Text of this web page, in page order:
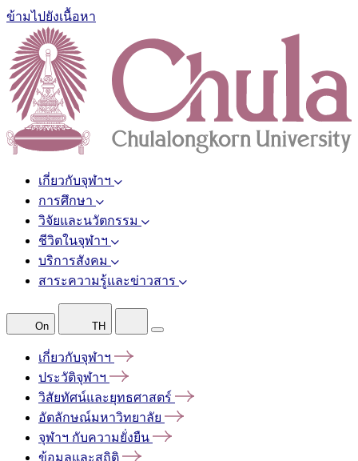
ข้ามไปยังเนื้อหา
เกี่ยวกับจุฬาฯ
การศึกษา
วิจัยและนวัตกรรม
ชีวิตในจุฬาฯ
บริการสังคม
สาระความรู้และข่าวสาร
On TH
เกี่ยวกับจุฬาฯ
ประวัติจุฬาฯ
วิสัยทัศน์และยุทธศาสตร์
อัตลักษณ์มหาวิทยาลัย
จุฬาฯ กับความยั่งยืน
ข้อมูลและสถิติ